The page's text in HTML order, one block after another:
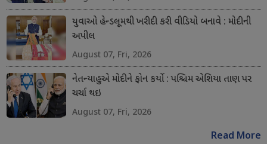
યુવાઓ હેન્ડલૂમથી ખરીદી કરી વીડિયો બનાવે : મોદીની
અપીલ
August 07, Fri, 2026
નેતન્યાહુએ મોદીને ફોન કર્યો : પશ્ચિમ એશિયા તાણ પર
ચર્ચા થઇ
August 07, Fri, 2026
Read More